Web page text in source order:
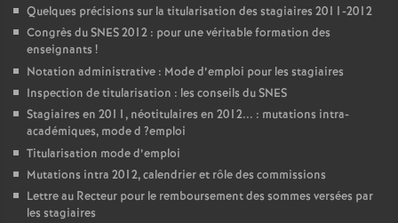
Quelques précisions sur la titularisation des stagiaires 2011-2012
Congrès duSNES2012 : pour une véritable formation des
enseignants !
Notation administrative : Mode d’emploi pour les stagiaires
Inspection de titularisation : les conseils duSNES
Stagiaires en 2011, néotitulaires en 2012... : mutations intra-
académiques, mode d ?emploi
Titularisation mode d’emploi
Mutations intra 2012, calendrier et rôle des commissions
Lettre au Recteur pour le remboursement des sommes versées par
les stagiaires